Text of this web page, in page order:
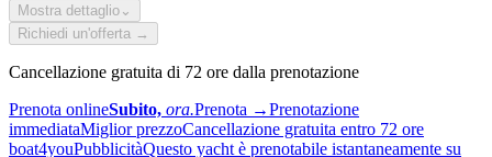
Mostra dettaglio ⌄
Richiedi un'offerta →
Cancellazione gratuita di 72 ore dalla prenotazione
Prenota onlineSubito, ora.Prenota →Prenotazione
immediataMiglior prezzoCancellazione gratuita entro 72 ore
boat4youPubblicitàQuesto yacht è prenotabile istantaneamente su